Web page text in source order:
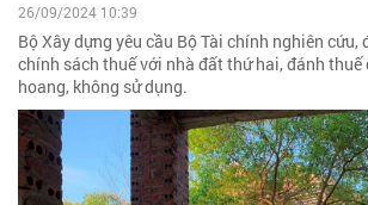
26/09/2024 10:39
Bộ Xây dựng yêu cầu Bộ Tài chính nghiên cứu,
chính sách thuế với nhà đất thứ hai, đánh
hoang, không sử dụng.